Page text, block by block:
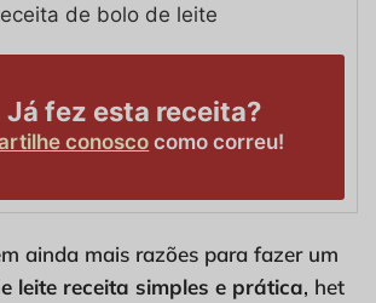
de bolo de leite
Já fez esta receita?
conoscocomo correu!
ainda mais razões para fazer um
leite receita simples e prática, het